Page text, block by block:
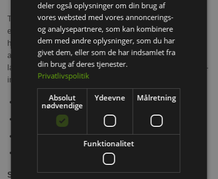
Trixie Bent House med Connect System til mindre kaniner
eller marsvin. De vil finde et behageligt sted at ligge og
have base, hvile, gemme sig og lege. Der er en platform til
at observere omgivelserne på husets tag. Dette hus er
lavet af ubehandlet træ og er let at samle takket være plug-
in-systemet (ingen beslag eller søm påkrævet).
Nem montering takket være et push-sam-system
Inkluderer plads på taget til observation
Giver to indgange
Fremstillet af træ, ubehandlet
Størrelse:40x18x23 cm
deler også oplysninger om din brug af
vores websted med vores annoncerings-
og analysepartnere, som kan kombinere
dem med andre oplysninger, som du har
givet dem, eller som de har indsamlet fra
din brug af deres tjenester.
Privatlivspolitik
Absolut
nødvendige
Ydeevne Målretning
Funktionalitet